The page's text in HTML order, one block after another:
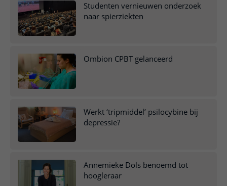
Studenten vernieuwen onderzoek
naar spierziekten
Ombion CPBT gelanceerd
Werkt ‘tripmiddel’ psilocybine bij
depressie?
Annemieke Dols benoemd tot
hoogleraar